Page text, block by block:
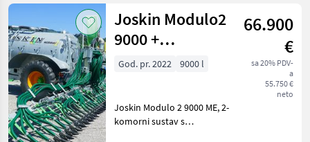
hidra
Joskin Modulo2
9000 +
Pendislide
105/42/PS1
66.900
€
sa 20% PDV-
a
55.750 €
neto
God. pr. 2022 9000 l
Joskin Modulo 2 9000 ME, 2-
komorni sustav s